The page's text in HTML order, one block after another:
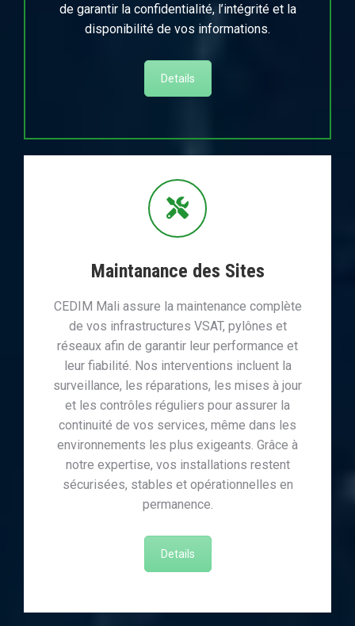
de garantir la confidentialité, l’intégrité et la
disponibilité de vos informations.
Details
Maintanance des Sites
CEDIM Mali assure la maintenance complète
de vos infrastructures VSAT, pylônes et
réseaux afin de garantir leur performance et
leur fiabilité. Nos interventions incluent la
surveillance, les réparations, les mises à jour
et les contrôles réguliers pour assurer la
continuité de vos services, même dans les
environnements les plus exigeants. Grâce à
notre expertise, vos installations restent
sécurisées, stables et opérationnelles en
permanence.
Details